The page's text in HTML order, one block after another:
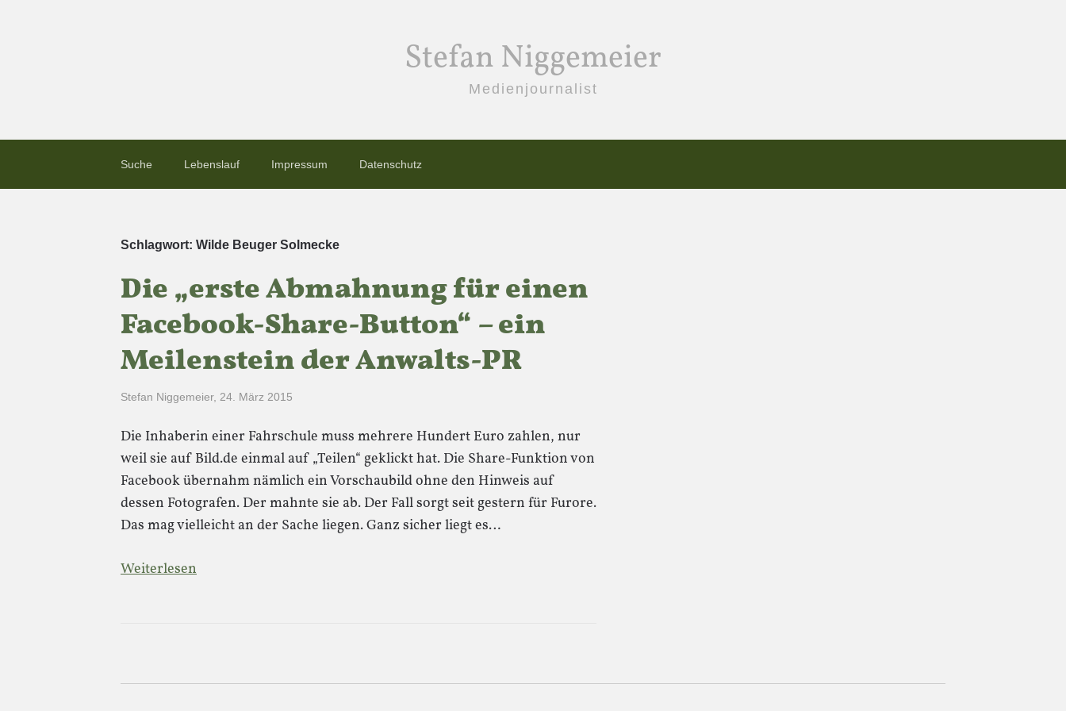
Stefan Niggemeier
Medienjournalist
Suche Lebenslauf Impressum Datenschutz
Schlagwort: Wilde Beuger Solmecke
Die „erste Abmahnung für einen
Facebook-Share-Button“ – ein
Meilenstein der Anwalts-PR
Stefan Niggemeier, 24. März 2015
Die Inhaberin einer Fahrschule muss mehrere Hundert Euro zahlen, nur
weil sie auf Bild.de einmal auf „Teilen“ geklickt hat. Die Share-Funktion von
Facebook übernahm nämlich ein Vorschaubild ohne den Hinweis auf
dessen Fotografen. Der mahnte sie ab. Der Fall sorgt seit gestern für Furore.
Das mag vielleicht an der Sache liegen. Ganz sicher liegt es…
Weiterlesen